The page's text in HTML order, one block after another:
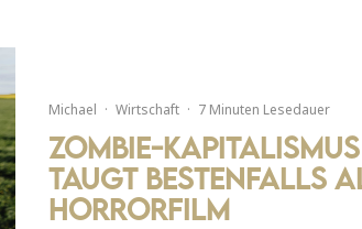
Michael · Wirtschaft · 7 Minuten Lesedauer
Zombie-Kapitalismus
taugt bestenfalls
Horrorfilm